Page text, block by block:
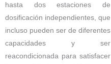
hasta dos estaciones de
dosificación independientes, que
incluso pueden ser de diferentes
capacidades y ser
reacondicionada para satisfacer